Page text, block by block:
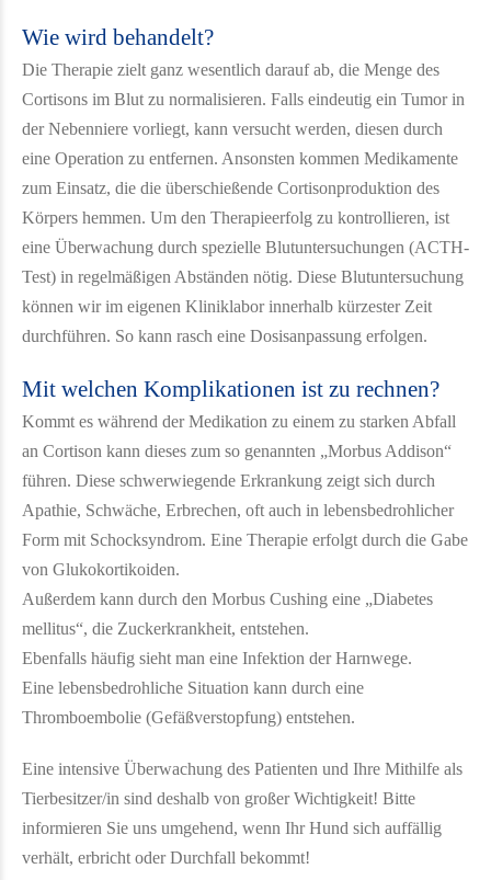
Wie wird behandelt?
Die Therapie zielt ganz wesentlich darauf ab, die Menge des
Cortisons im Blut zu normalisieren. Falls eindeutig ein Tumor in
der Nebenniere vorliegt, kann versucht werden, diesen durch
eine Operation zu entfernen. Ansonsten kommen Medikamente
zum Einsatz, die die überschießende Cortisonproduktion des
Körpers hemmen. Um den Therapieerfolg zu kontrollieren, ist
eine Überwachung durch spezielle Blutuntersuchungen (ACTH-
Test) in regelmäßigen Abständen nötig. Diese Blutuntersuchung
können wir im eigenen Kliniklabor innerhalb kürzester Zeit
durchführen. So kann rasch eine Dosisanpassung erfolgen.
Mit welchen Komplikationen ist zu rechnen?
Kommt es während der Medikation zu einem zu starken Abfall
an Cortison kann dieses zum so genannten „Morbus Addison“
führen. Diese schwerwiegende Erkrankung zeigt sich durch
Apathie, Schwäche, Erbrechen, oft auch in lebensbedrohlicher
Form mit Schocksyndrom. Eine Therapie erfolgt durch die Gabe
von Glukokortikoiden.
Außerdem kann durch den Morbus Cushing eine „Diabetes
mellitus“, die Zuckerkrankheit, entstehen.
Ebenfalls häufig sieht man eine Infektion der Harnwege.
Eine lebensbedrohliche Situation kann durch eine
Thromboembolie (Gefäßverstopfung) entstehen.
Eine intensive Überwachung des Patienten und Ihre Mithilfe als
Tierbesitzer/in sind deshalb von großer Wichtigkeit! Bitte
informieren Sie uns umgehend, wenn Ihr Hund sich auffällig
verhält, erbricht oder Durchfall bekommt!